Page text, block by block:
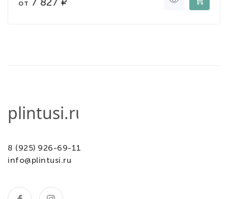
от
8 (925) 926-69-11
info@plintusi.ru